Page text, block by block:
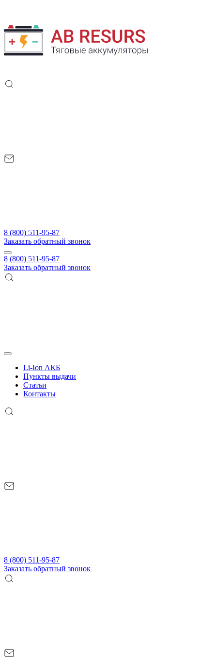
8 (800) 511-95-87
Заказать обратный звонок
8 (800) 511-95-87
Заказать обратный звонок
Li-Ion АКБ
Пункты выдачи
Статьи
Контакты
8 (800) 511-95-87
Заказать обратный звонок